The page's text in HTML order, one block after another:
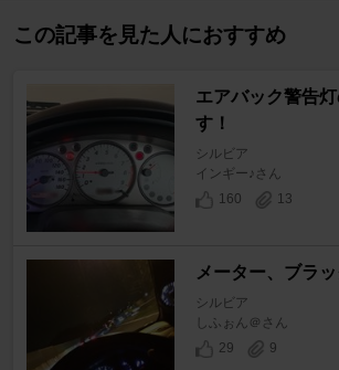
この記事を見た人におすすめ
エアバック警告
す！
シルビア
インギー♪さん
160
13
メーター、ブラ
シルビア
しふぉん＠さん
29
9